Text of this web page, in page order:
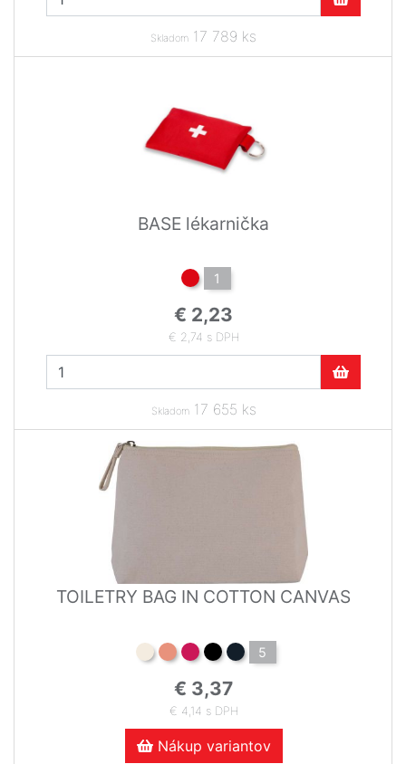
Skladom 17 789 ks
BASE lékarnička
1
€ 2,23
€ 2,74 s DPH
Skladom17 655 ks
TOILETRY BAG IN COTTON CANVAS
5
€ 3,37
€ 4,14 s DPH
Nákup variantov